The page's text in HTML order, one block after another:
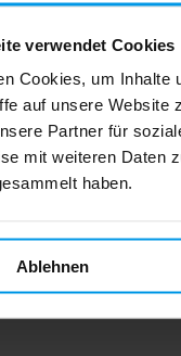
verwendet Cookies
Cookies, um Inhalte
auf unsere Website
Partner für
mit weiteren Daten
haben.
Ablehnen